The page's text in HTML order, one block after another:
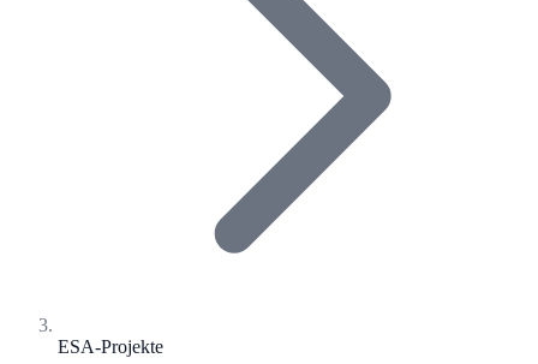
ESA-Projekte